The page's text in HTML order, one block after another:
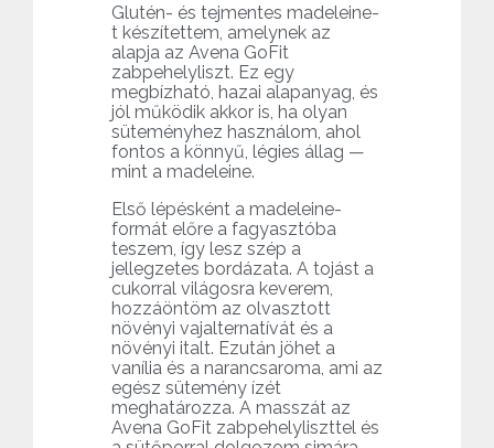
Glutén- és tejmentes madeleine-
t készítettem, amelynek az
alapja az Avena GoFit
zabpehelyliszt. Ez egy
megbízható, hazai alapanyag, és
jól működik akkor is, ha olyan
süteményhez használom, ahol
fontos a könnyű, légies állag —
mint a madeleine.
Első lépésként a madeleine-
formát előre a fagyasztóba
teszem, így lesz szép a
jellegzetes bordázata. A tojást a
cukorral világosra keverem,
hozzáöntöm az olvasztott
növényi vajalternatívát és a
növényi italt. Ezután jöhet a
vanília és a narancsaroma, ami az
egész sütemény ízét
meghatározza. A masszát az
Avena GoFit zabpehelyliszttel és